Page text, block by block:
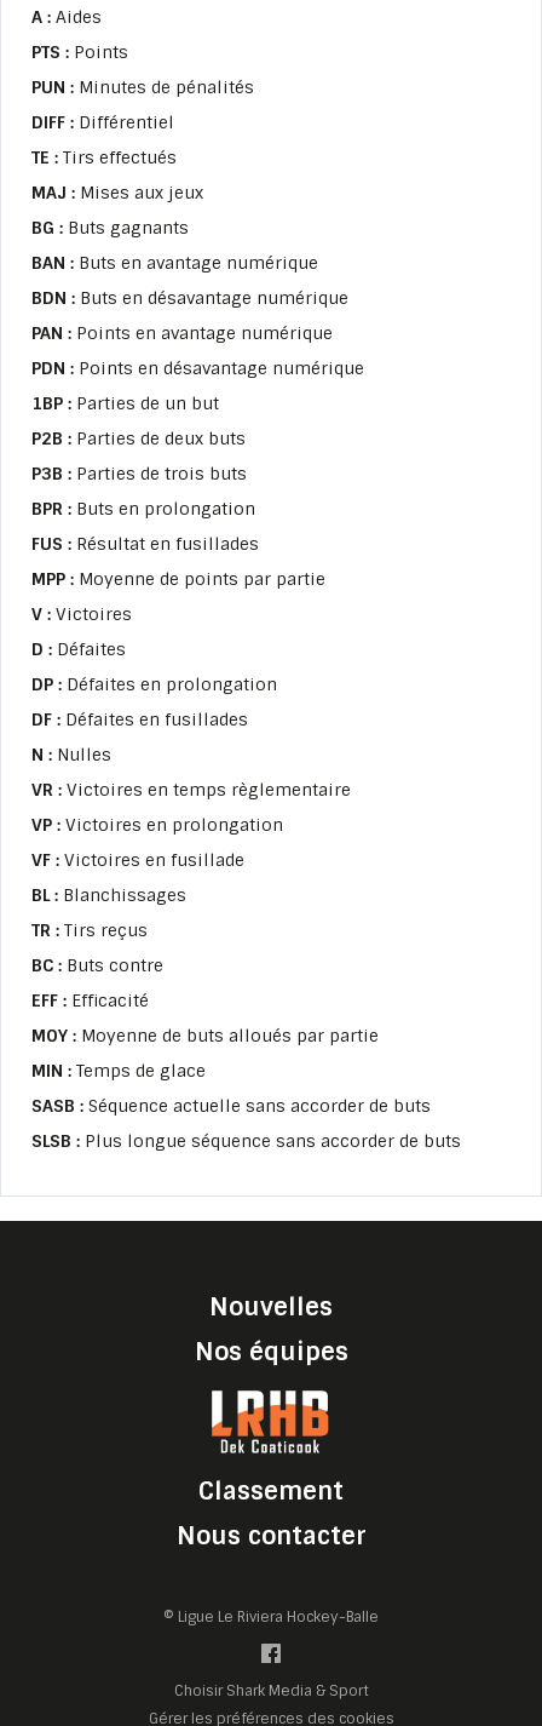
A : Aides
PTS : Points
PUN : Minutes de pénalités
DIFF : Différentiel
TE : Tirs effectués
MAJ : Mises aux jeux
BG : Buts gagnants
BAN : Buts en avantage numérique
BDN : Buts en désavantage numérique
PAN : Points en avantage numérique
PDN : Points en désavantage numérique
1BP : Parties de un but
P2B : Parties de deux buts
P3B : Parties de trois buts
BPR : Buts en prolongation
FUS : Résultat en fusillades
MPP : Moyenne de points par partie
V : Victoires
D : Défaites
DP : Défaites en prolongation
DF : Défaites en fusillades
N : Nulles
VR : Victoires en temps règlementaire
VP : Victoires en prolongation
VF : Victoires en fusillade
BL : Blanchissages
TR : Tirs reçus
BC : Buts contre
EFF : Efficacité
MOY : Moyenne de buts alloués par partie
MIN : Temps de glace
SASB : Séquence actuelle sans accorder de buts
SLSB : Plus longue séquence sans accorder de buts
Nouvelles
Nos équipes
Classement
Nous contacter
© Ligue Le Riviera Hockey-Balle
Choisir Shark Media & Sport
Gérer les préférences des cookies